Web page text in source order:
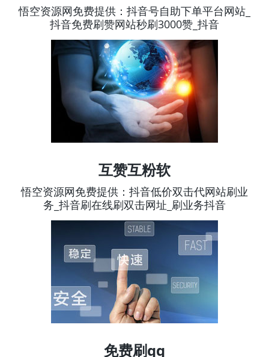
悟空资源网免费提供：抖音号自助下单平台网站_
抖音免费刷赞网站秒刷3000赞_抖音
互赞互粉软
悟空资源网免费提供：抖音低价双击代网站刷业
务_抖音刷在线刷双击网址_刷业务抖音
免费刷qq